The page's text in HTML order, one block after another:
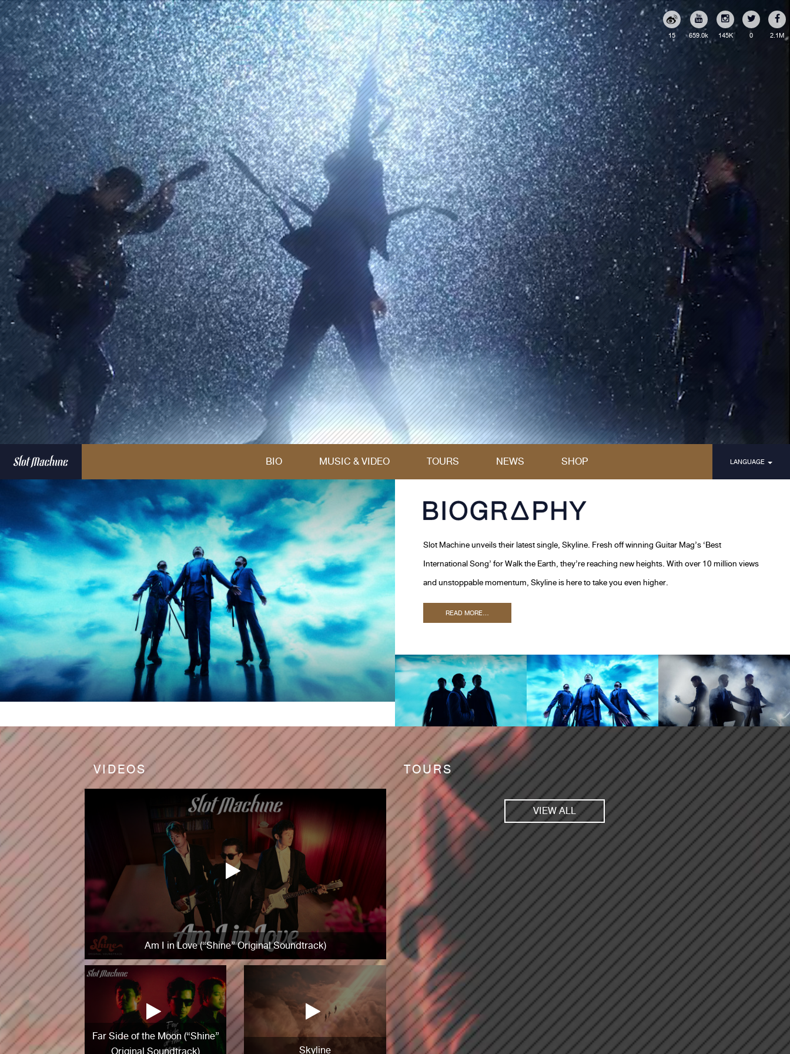
2.1M
0
145K
659.0k
15
BIO MUSIC & VIDEO TOURS NEWS SHOP LANGUAGE
Slot Machine unveils their latest single, Skyline. Fresh off winning Guitar Mag’s ‘Best
International Song’ for Walk the Earth, they’re reaching new heights. With over 10 million views
and unstoppable momentum, Skyline is here to take you even higher.
READ MORE...
VIDEOS
Am I in Love (“Shine” Original Soundtrack)
Far Side of the Moon (“Shine”
Skyline
TOURS
VIEW ALL